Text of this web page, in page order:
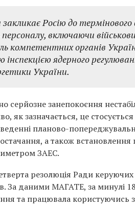
Росію до
включаючи
компетентних органів
ядерного
України.
серйозне занепокоєння
як зазначається, це
планово-
а також встановлення
ЗАЕС.
резолюція Ради
За даними МАГАТЕ, за минулі
та працювала користуючись